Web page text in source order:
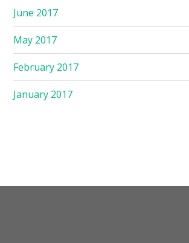
June 2017
May 2017
February 2017
January 2017